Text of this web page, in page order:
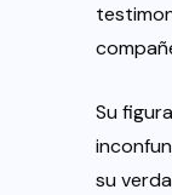
Su
su